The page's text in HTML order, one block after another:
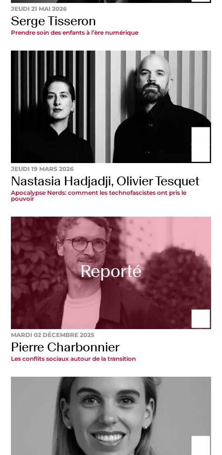
JEUDI 21 MAI 2026
Serge Tisseron
Prendre soin des enfants à l’ère numérique
JEUDI 19 MARS 2026
Nastasia Hadjadji, Olivier Tesquet
Apocalypse Nerds: comment les technofascistes ont pris le
pouvoir
MARDI 02 DÉCEMBRE 2025
Pierre Charbonnier
Les conflits sociaux autour de la transition